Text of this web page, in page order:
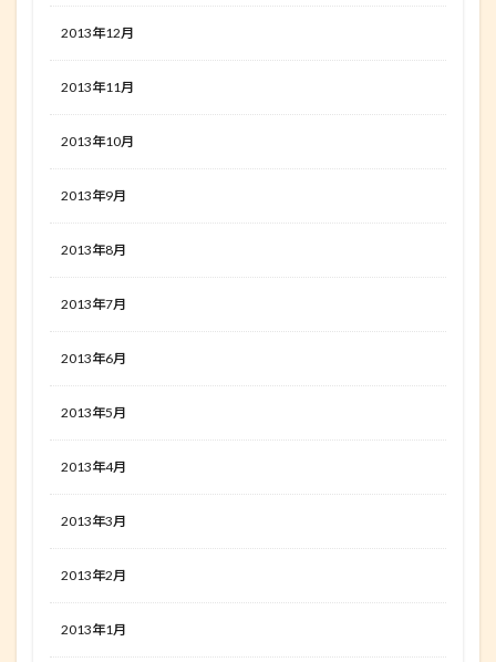
2013年12月
2013年11月
2013年10月
2013年9月
2013年8月
2013年7月
2013年6月
2013年5月
2013年4月
2013年3月
2013年2月
2013年1月